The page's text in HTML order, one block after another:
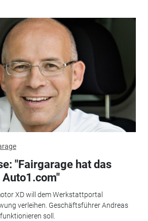
"Fairgarage hat das
XD will dem Werkstattportal
verleihen. Geschäftsführer Andreas
soll.